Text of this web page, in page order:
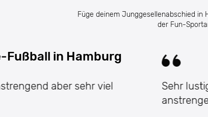
Füge deinem Junggesellenabschied in
der Fun-
Fußball in Hamburg
aber sehr viel
Sehr